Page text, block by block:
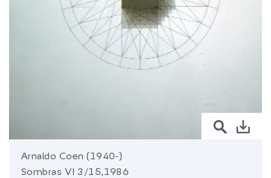
Latinoamérica
Arnaldo Coen (1940-)
Sombras VI 3/15,1986